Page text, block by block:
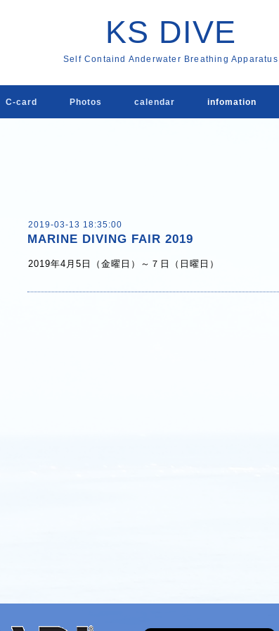
KS DIVE
Self Containd Anderwater Breathing Apparatus
C-card Photos calendar infomation
2019-03-13 18:35:00
MARINE DIVING FAIR 2019
2019年4月5日（金曜日）～７日（日曜日）